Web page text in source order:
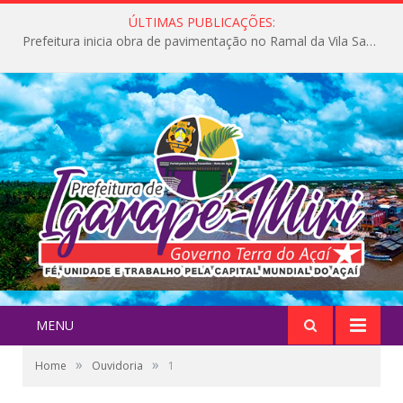
ÚLTIMAS PUBLICAÇÕES:
Prefeitura inicia obra de pavimentação no Ramal da Vila Santa Maria do Icatu
MENU
Home » Ouvidoria » 1